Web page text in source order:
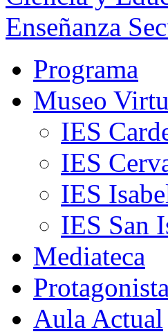
Enseñanza
Programa
Museo
IES
IES
IES
IES San
Mediateca
Aula Actual